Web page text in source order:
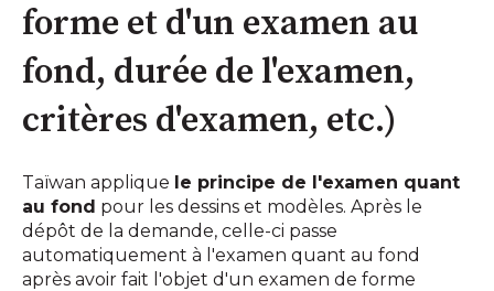
forme et d'un examen au
fond, durée de l'examen,
critères d'examen, etc.)
Taïwan applique le principe de l'examen quant
au fond pour les dessins et modèles. Après le
dépôt de la demande, celle-ci passe
automatiquement à l'examen quant au fond
après avoir fait l'objet d'un examen de forme